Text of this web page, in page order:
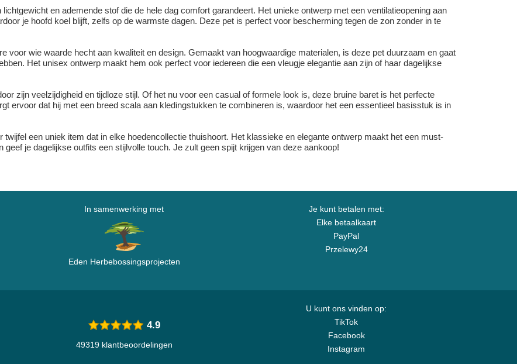
en ademende stof die de hele dag comfort garandeert. Het unieke ontwerp met een ventilatieopening aan
je hoofd koel blijft, zelfs op de warmste dagen. Deze pet is perfect voor bescherming tegen de zon zonder in te
voor wie waarde hecht aan kwaliteit en design. Gemaakt van hoogwaardige materialen, is deze pet duurzaam en gaat
Het unisex ontwerp maakt hem ook perfect voor iedereen die een vleugje elegantie aan zijn of haar dagelijkse
zijn veelzijdigheid en tijdloze stijl. Of het nu voor een casual of formele look is, deze bruine baret is het perfecte
ervoor dat hij met een breed scala aan kledingstukken te combineren is, waardoor het een essentieel basisstuk is in
twijfel een uniek item dat in elke hoedencollectie thuishoort. Het klassieke en elegante ontwerp maakt het een must-
je dagelijkse outfits een stijlvolle touch. Je zult geen spijt krijgen van deze aankoop!
In samenwerking met
Eden Herbebossingsprojecten
Je kunt betalen met:
Elke betaalkaart
PayPal
Przelewy24
U kunt ons vinden op:
TikTok
Facebook
Instagram
4.9
49319 klantbeoordelingen